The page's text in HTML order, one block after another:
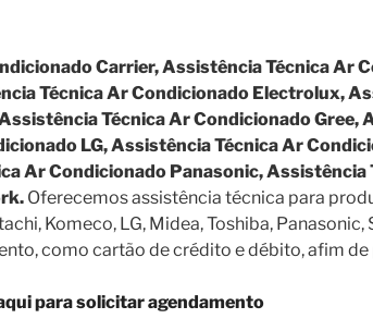
Carrier, Assistência Técnica Ar
Técnica Ar Condicionado Electrolux,
Técnica Ar Condicionado
LG, Assistência Técnica Ar
Ar Condicionado Panasonic,
Oferecemos assistência técnica para
Komeco, LG, Midea, Toshiba,
como cartão de crédito e débito, afim
para solicitar agendamento